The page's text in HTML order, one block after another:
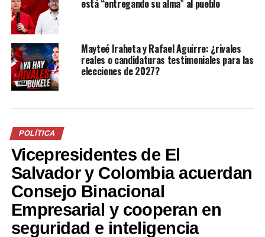
Comparte esto:
Facebook X
Relacionado
está “entregando su alma” al pueblo
Mayteé Iraheta y Rafael Aguirre: ¿rivales
reales o candidaturas testimoniales para las
elecciones de 2027?
POLÍTICA
Vicepresidentes de El
Salvador y Colombia acuerdan
Consejo Binacional
Empresarial y cooperan en
seguridad e inteligencia